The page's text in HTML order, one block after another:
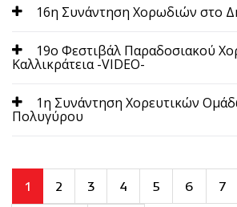
16η Συνάντηση Χορωδιών στο
19ο Φεστιβάλ Παραδοσιακού
Καλλικράτεια -VIDEO-
1η Συνάντηση Χορευτικών
Πολυγύρου
1 2 3 4 5 6 7